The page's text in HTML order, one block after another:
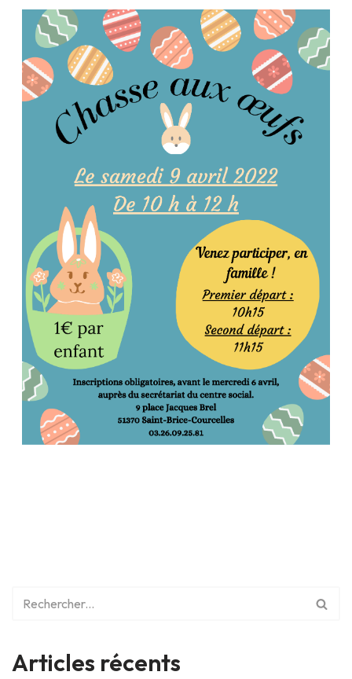
Articles récents